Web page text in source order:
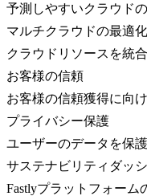
予測しやすいクラウド
マルチクラウドの最適化
クラウドリソースを統
お客様の信頼
お客様の信頼獲得に向
プライバシー保護
ユーザーのデータを保
サステナビリティダッ
Fastlyプラットフォー